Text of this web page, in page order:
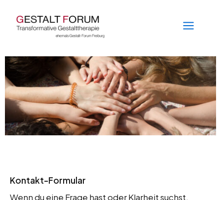
Inhalt
springen
Kontakt-Formular
Wenn du eine Frage hast oder Klarheit suchst,